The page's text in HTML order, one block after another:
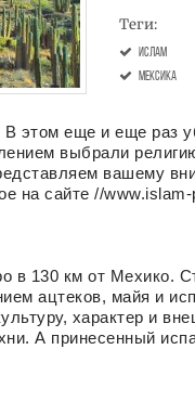
Теги:
ислам
Мексика
этом еще и еще раз
выбрали
вашему
на сайте //
в 130 км от Мехико.
ацтеков, майя и
характер и
А принесенный